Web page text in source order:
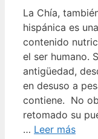
La Chía,
hispánica es
contenido
el ser humano.
antigüedad,
en desuso a
contiene. No
retomado su
… Leer más